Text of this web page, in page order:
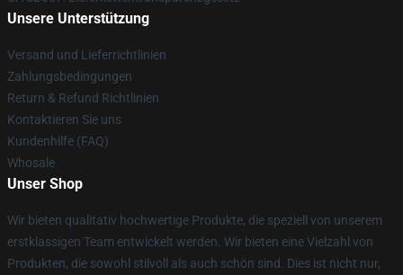
Unsere Unterstützung
Versand und Lieferrichtlinien
Zahlungsbedingungen
Return & Refund Richtlinien
Kontaktieren Sie uns
Kundenhilfe (FAQ)
Whosale
Unser Shop
Wir bieten qualitativ hochwertige Produkte, die speziell von unserem
erstklassigen Team entwickelt werden. Wir bieten eine Vielzahl von
Produkten, die sowohl stilvoll als auch schön sind. Dies ist nicht nur,